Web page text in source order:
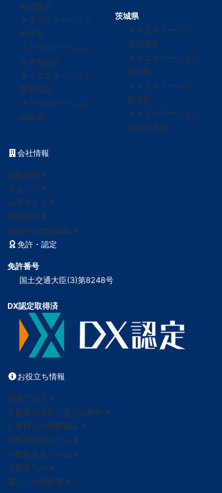
南相馬店
イエステーション
田村店
イエステーション
会津若松店
イエステーション
喜多方店
イエステーション
福島店
茨城県
イエステーション
北茨城店
イエステーション
日立店
イエステーション
那珂店
イエステーション
常陸太田店
会社情報
会社概要
スタッフ
採用サイト
売買実績
販売中の物件情報
免許・認定
免許番号
国土交通大臣(3)第8248号
DX認定取得済
お役立ち情報
地域ブログ
不動産の売却／購入の事例
お客様との感動秘話
不動産売却コラム
不動産購入コラム
不動産Tips
暮らしの知恵袋